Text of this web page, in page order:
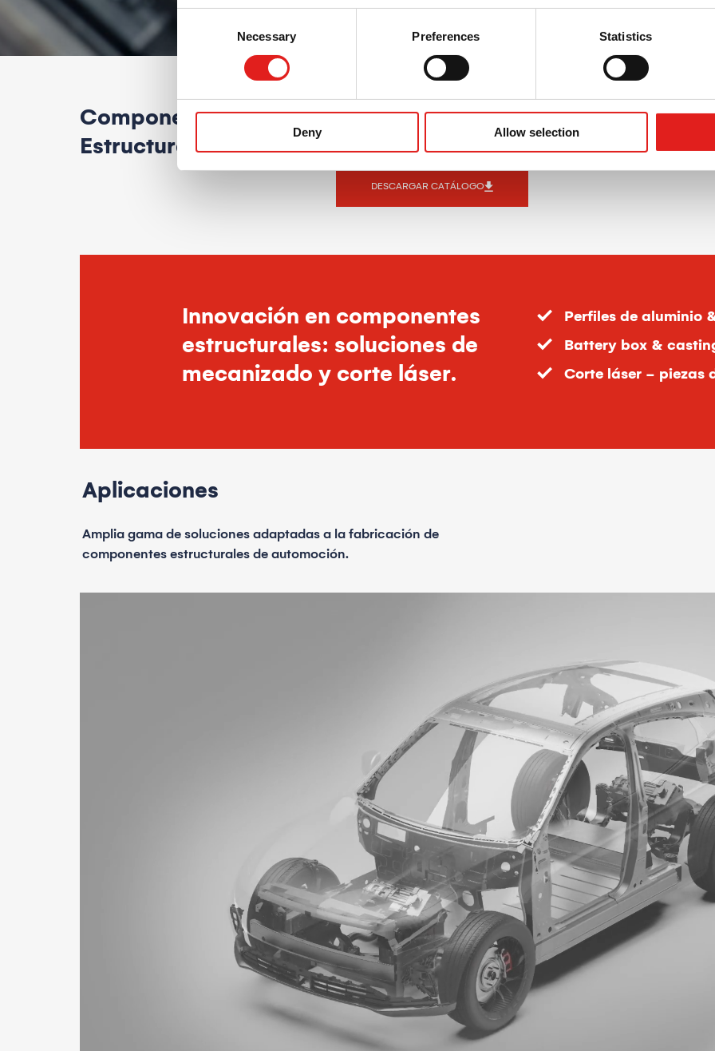
Necessary Preferences Statistics
Deny Allow selection
Componentes
Estructurales
Ofrecemos soluciones personalizadas para el mecanizado y
componentes estructurales de aluminio para automoción.
DESCARGAR CATÁLOGO
Innovación en componentes
estructurales: soluciones de
mecanizado y corte láser.
Perfiles de aluminio
Battery box &
Corte láser - piezas
Aplicaciones
Amplia gama de soluciones adaptadas a la fabricación de
componentes estructurales de automoción.